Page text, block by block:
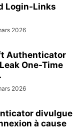
Login-Links
2026
Authenticator
One-Time
2026
divulgue
à cause